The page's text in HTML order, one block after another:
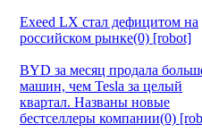
Exeed LX стал дефицитом на
российском рынке(0) [robot]
BYD за месяц продала
машин, чем Tesla за целый
квартал. Названы новые
бестселлеры компании(0)